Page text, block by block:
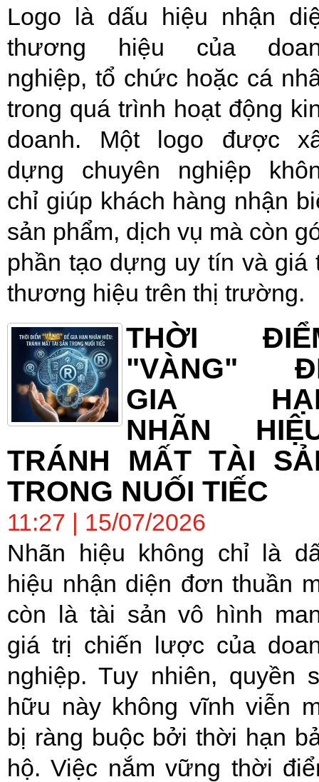
Logo là dấu hiệu nhận
thương hiệu của
nghiệp, tổ chức hoặc cá
trong quá trình hoạt động
doanh. Một logo được
dựng chuyên nghiệp
chỉ giúp khách hàng nhận
sản phẩm, dịch vụ mà còn
phần tạo dựng uy tín và giá
thương hiệu trên thị trường.
THỜI
"VÀNG"
GIA
NHÃN
TRÁNH MẤT TÀI
TRONG NUỐI TIẾC
11:27 | 15/07/2026
Nhãn hiệu không chỉ là
hiệu nhận diện đơn thuần
còn là tài sản vô hình
giá trị chiến lược của
nghiệp. Tuy nhiên, quyền
hữu này không vĩnh viễn
bị ràng buộc bởi thời hạn
hộ. Việc nắm vững thời